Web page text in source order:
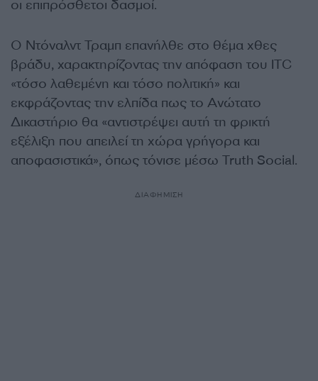
οι επιπρόσθετοι δασμοί.
Ο Ντόναλντ Τραμπ επανήλθε στο θέμα χθες
βράδυ, χαρακτηρίζοντας την απόφαση του ITC
«τόσο λαθεμένη και τόσο πολιτική» και
εκφράζοντας την ελπίδα πως το Ανώτατο
Δικαστήριο θα «αντιστρέψει αυτή τη φρικτή
εξέλιξη που απειλεί τη χώρα γρήγορα και
αποφασιστικά», όπως τόνισε μέσω Truth Social.
ΔΙΑΦΗΜΙΣΗ